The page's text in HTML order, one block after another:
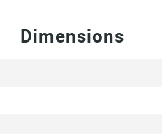
Dimensions